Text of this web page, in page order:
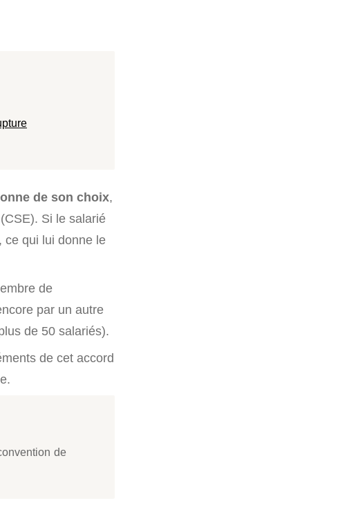
de son choix,
Si le salarié
ce qui lui donne le
de
par un autre
de 50 salariés).
de cet accord
de